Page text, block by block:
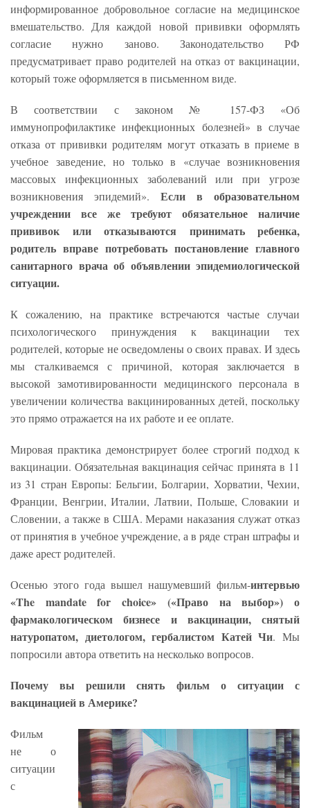
информированное добровольное согласие на медицинское
вмешательство. Для каждой новой прививки оформлять
согласие нужно заново. Законодательство РФ
предусматривает право родителей на отказ от вакцинации,
который тоже оформляется в письменном виде.
В соответствии с законом № 157-ФЗ «Об
иммунопрофилактике инфекционных болезней» в случае
отказа от прививки родителям могут отказать в приеме в
учебное заведение, но только в «случае возникновения
массовых инфекционных заболеваний или при угрозе
возникновения эпидемий». Если в образовательном
учреждении все же требуют обязательное наличие
прививок или отказываются принимать ребенка,
родитель вправе потребовать постановление главного
санитарного врача об объявлении эпидемиологической
ситуации.
К сожалению, на практике встречаются частые случаи
психологического принуждения к вакцинации тех
родителей, которые не осведомлены о своих правах. И здесь
мы сталкиваемся с причиной, которая заключается в
высокой замотивированности медицинского персонала в
увеличении количества вакцинированных детей, поскольку
это прямо отражается на их работе и ее оплате.
Мировая практика демонстрирует более строгий подход к
вакцинации. Обязательная вакцинация сейчас принята в 11
из 31 стран Европы: Бельгии, Болгарии, Хорватии, Чехии,
Франции, Венгрии, Италии, Латвии, Польше, Словакии и
Словении, а также в США. Мерами наказания служат отказ
от принятия в учебное учреждение, а в ряде стран штрафы и
даже арест родителей.
Осенью этого года вышел нашумевший фильм-интервью
«The mandate for choice» («Право на выбор») о
фармакологическом бизнесе и вакцинации, снятый
натуропатом, диетологом, гербалистом Катей Чи. Мы
попросили автора ответить на несколько вопросов.
Почему вы решили снять фильм о ситуации с
вакцинацией в Америке?
Фильм
не о
ситуации
с